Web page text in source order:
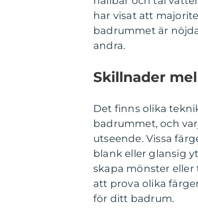
har visat att
badrummet är
andra.
Skillnader
Det finns olika
badrummet, och
utseende. Vissa
blank eller glansig
skapa mönster
att prova olika
för ditt badrum.